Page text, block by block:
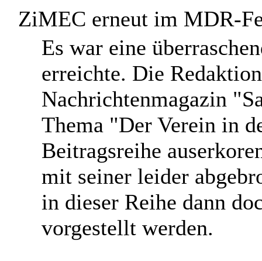
ZiMEC erneut im MDR-
Es war eine
erreichte. Die
Nachrichtenmagazin
Thema "Der Verein in
Beitragsreihe
mit seiner leider
in dieser Reihe dann
vorgestellt werden.